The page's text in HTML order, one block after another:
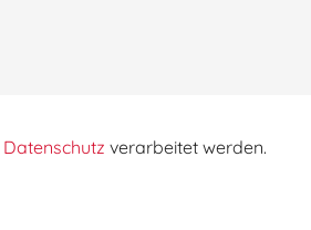
Datenschutz verarbeitet werden.